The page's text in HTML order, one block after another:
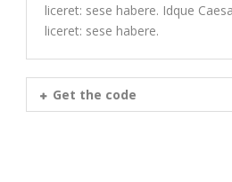
liceret: sese habere. Idque
liceret: sese habere.
Get the code